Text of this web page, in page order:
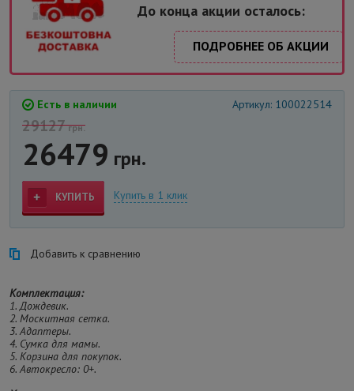
До конца акции осталось:
ПОДРОБНЕЕ ОБ АКЦИИ
Есть в наличии Артикул: 100022514
29127грн.
26479 грн.
КУПИТЬ Купить в 1 клик
Добавить к сравнению
Комплектация:
1. Дождевик.
2. Москитная сетка.
3. Адаптеры.
4. Сумка для мамы.
5. Корзина для покупок.
6. Автокресло: 0+.